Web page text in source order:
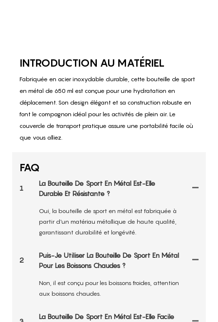
INTRODUCTION AU MATÉRIEL
Fabriquée en acier inoxydable durable, cette bouteille de sport
en métal de 650 ml est conçue pour une hydratation en
déplacement. Son design élégant et sa construction robuste en
font le compagnon idéal pour les activités de plein air. Le
couvercle de transport pratique assure une portabilité facile où
que vous alliez.
FAQ
1
La Bouteille De Sport En Métal Est-Elle
Durable Et Résistante ?
Oui, la bouteille de sport en métal est fabriquée à
partir d'un matériau métallique de haute qualité,
garantissant durabilité et longévité.
2
Puis-Je Utiliser La Bouteille De Sport En Métal
Pour Les Boissons Chaudes ?
Non, il est conçu pour les boissons froides, attention
aux boissons chaudes.
La Bouteille De Sport En Métal Est-Elle Facile